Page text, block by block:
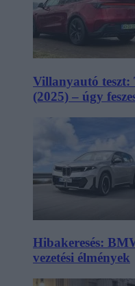
Villanyautó teszt:
(2025) – úgy
Hibakeresés:
vezetési élmények